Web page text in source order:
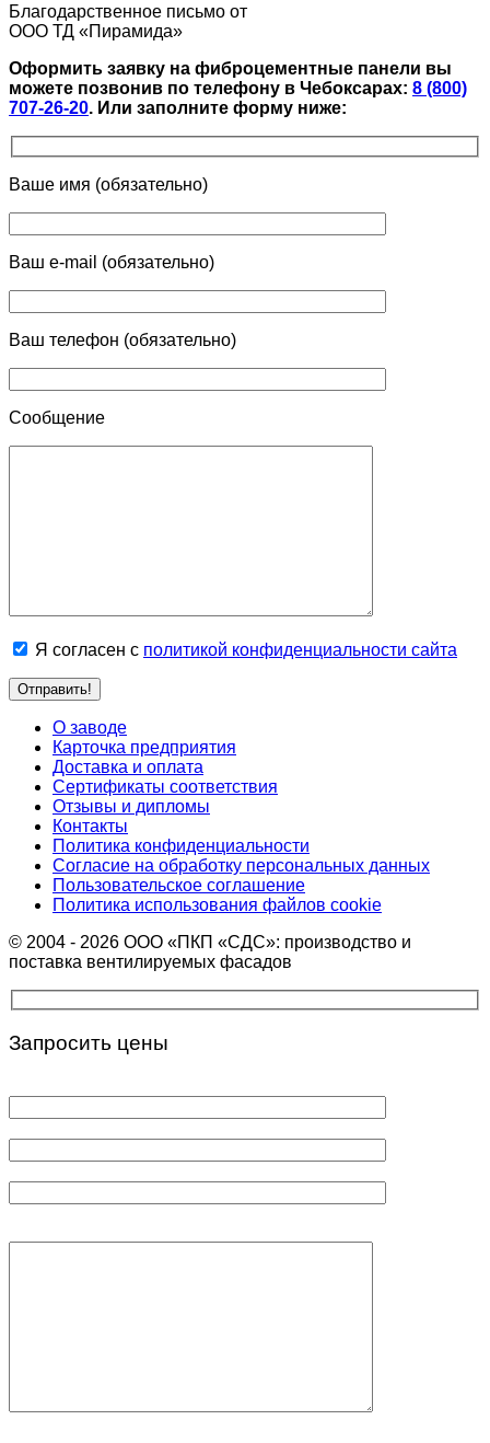
Благодарственное письмо от
ООО ТД «Пирамида»
Оформить заявку на фиброцементные панели вы
можете позвонив по телефону в Чебоксарах: 8 (800)
707-26-20. Или заполните форму ниже:
Ваше имя (обязательно)
Ваш e-mail (обязательно)
Ваш телефон (обязательно)
Сообщение
Я согласен с политикой конфиденциальности сайта
О заводе
Карточка предприятия
Доставка и оплата
Сертификаты соответствия
Отзывы и дипломы
Контакты
Политика конфиденциальности
Согласие на обработку персональных данных
Пользовательское соглашение
Политика использования файлов cookie
© 2004 - 2026 ООО «ПКП «СДС»: производство и
поставка вентилируемых фасадов
Запросить цены